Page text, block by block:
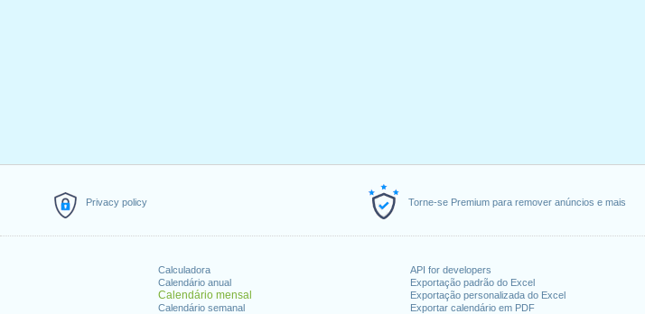
Privacy policy Torne-se Premium para remover anúncios e mais
Calculadora
Calendário anual
Calendário mensal
Calendário semanal
API for developers
Exportação padrão do Excel
Exportação personalizada do Excel
Exportar calendário em PDF